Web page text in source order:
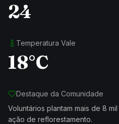
24
Temperatura Vale
18°C
Destaque da Comunidade
Voluntários plantam mais de 8
ação de reflorestamento.